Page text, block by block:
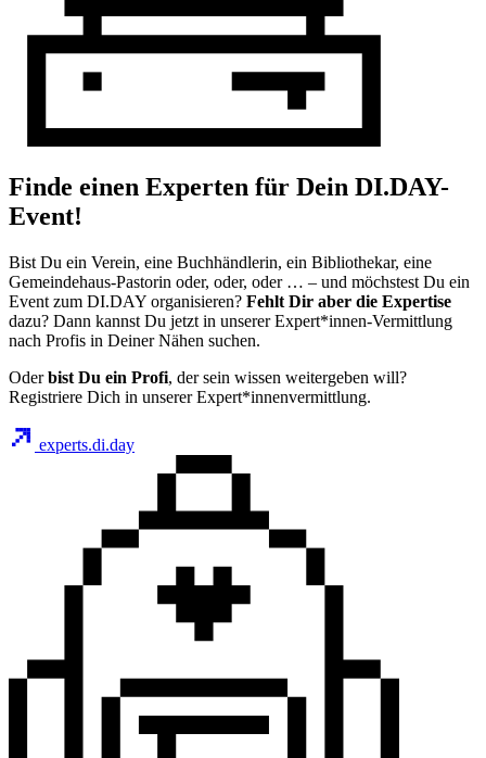
Finde einen Experten für Dein DI.DAY-
Event!
Bist Du ein Verein, eine Buchhändlerin, ein Bibliothekar, eine
Gemeindehaus-Pastorin oder, oder, oder … – und möchstest Du ein
Event zum DI.DAY organisieren? Fehlt Dir aber die Expertise
dazu? Dann kannst Du jetzt in unserer Expert*innen-Vermittlung
nach Profis in Deiner Nähen suchen.
Oderbist Du ein Profi, der sein wissen weitergeben will?
Registriere Dich in unserer Expert*innenvermittlung.
experts.di.day